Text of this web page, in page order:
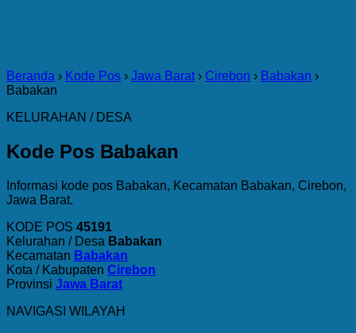
Beranda › Kode Pos › Jawa Barat › Cirebon › Babakan ›
Babakan
KELURAHAN / DESA
Kode Pos Babakan
Informasi kode pos Babakan, Kecamatan Babakan, Cirebon,
Jawa Barat.
KODE POS 45191
Kelurahan / Desa Babakan
Kecamatan Babakan
Kota / Kabupaten Cirebon
Provinsi Jawa Barat
NAVIGASI WILAYAH